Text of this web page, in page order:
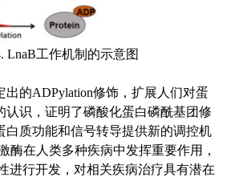
LnaB工作机制的示意图
出的ADPylation修饰，扩展人们对蛋
识， 证明了磷酸化蛋白磷酰基团修
白质功能和信号转导提供新的调控机
酶在人类多种疾病中发挥重要作用，
进行开发，对相关疾病治疗具有潜在